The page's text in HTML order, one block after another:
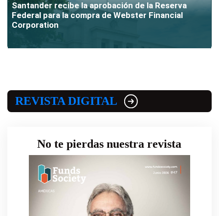
Santander recibe la aprobación de la Reserva
Federal para la compra de Webster Financial
Corporation
REVISTA DIGITAL
No te pierdas nuestra revista